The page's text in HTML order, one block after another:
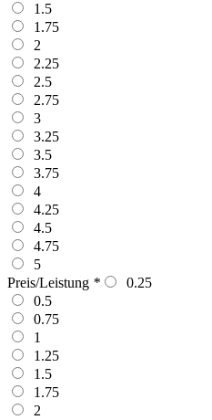
1.5
1.75
2
2.25
2.5
2.75
3
3.25
3.5
3.75
4
4.25
4.5
4.75
5
Preis/Leistung *
0.25
0.5
0.75
1
1.25
1.5
1.75
2